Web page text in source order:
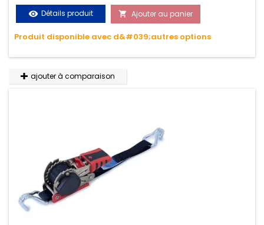
le transport. Matière polyester très résistante aux UV et aux
variations de températures, n'absorbe pas l'eau.
visibility Détails produit  Ajouter au panier
Produit disponible avec d&#039;autres options
ajouter à comparaison